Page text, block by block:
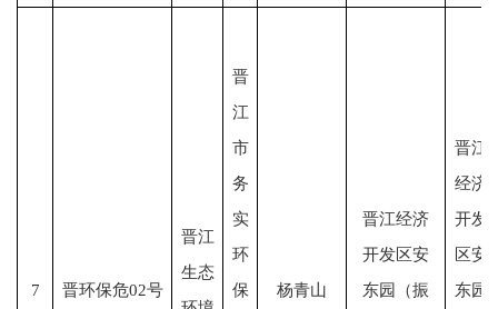
7 晋环保危02号
晋江
生态
晋
江
市
务
实
环
保
杨青山
晋江经济
开发区安
东园（振
晋江
经济
开发
区安
东园